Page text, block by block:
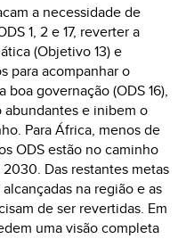
a necessidade de
1, 2 e 17, reverter a
(Objetivo 13) e
para acompanhar o
governação (ODS 16),
abundantes e inibem o
Para África, menos de
ODS estão no caminho
Das restantes metas
na região e as
de ser revertidas. Em
uma visão completa